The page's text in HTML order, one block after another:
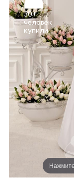
30+
человек
купили